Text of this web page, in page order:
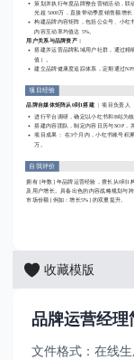
策划并执行年度品牌整合营销活动，联
光超 5000万，直接带动季度销售额增长
构建品牌内容矩阵，包括公众号、小红
内容互动率均值达 5%。
用户关系与品牌资产：
搭建并运营品牌私域用户社群，通过精
值）。
建立品牌健康度追踪体系，定期通过
项目经验
品牌自媒体矩阵从0到1搭建
项目负责人
进行平台调研，确定以小红书和B站为
搭建内容团队，制定内容日历与SOP，
项目成果： 在3个月内，小红书账号积
万。
自我评价
拥有 [年数] 年品牌运营经验，擅长从0到1
及用户增长。具备出色的内容战略规划与
市场份额 [例如：增长5%] 的双重提升。
收藏模版
品牌运营经理
文件格式：在线